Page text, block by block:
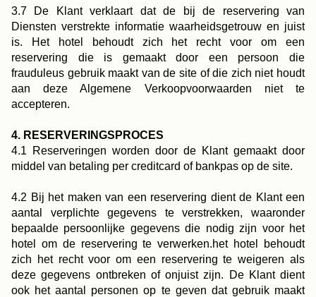
3.7 De Klant verklaart dat de bij de reservering van
Diensten verstrekte informatie waarheidsgetrouw en juist
is. Het hotel behoudt zich het recht voor om een
reservering die is gemaakt door een persoon die
frauduleus gebruik maakt van de site of die zich niet houdt
aan deze Algemene Verkoopvoorwaarden niet te
accepteren.
4. RESERVERINGSPROCES
4.1 Reserveringen worden door de Klant gemaakt door
middel van betaling per creditcard of bankpas op de site.
4.2 Bij het maken van een reservering dient de Klant een
aantal verplichte gegevens te verstrekken, waaronder
bepaalde persoonlijke gegevens die nodig zijn voor het
hotel om de reservering te verwerken.het hotel behoudt
zich het recht voor om een reservering te weigeren als
deze gegevens ontbreken of onjuist zijn. De Klant dient
ook het aantal personen op te geven dat gebruik maakt